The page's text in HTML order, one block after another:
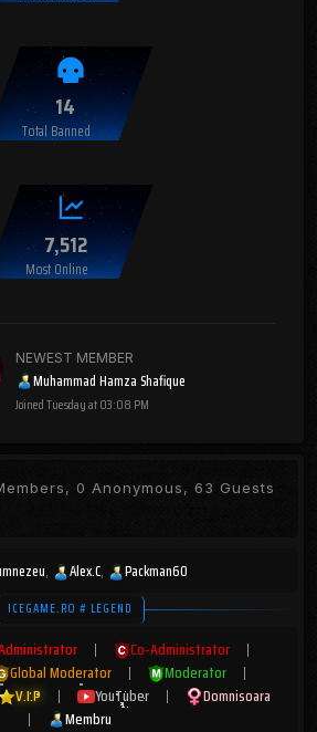
14
Total Banned
7,512
Most Online
NEWEST MEMBER
Muhammad Hamza Shafique
JoinedTuesday at 03:08 PM
0 Anonymous, 63 Guests
Alex.C Packman60
ICEGAME.RO # LEGEND
| Co-Administrator
|
Global Moderator | Moderator
|
V.I.P | YouTuber |
Domnisoara
|
Membru